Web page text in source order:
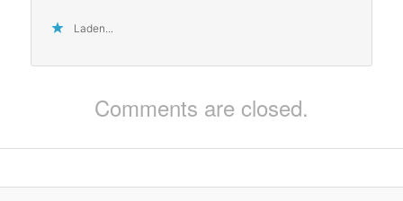
Laden...
Comments are closed.